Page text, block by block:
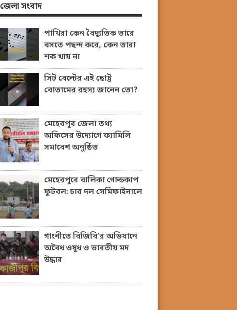
জেলা সংবাদ
পাখিরা কেন বৈদ্যুতিক তারে
বসতে পছন্দ করে, কেন তারা
শক খায় না
সিট বেল্টের এই ছোট্ট
বোতামের রহস্য জানেন তো?
মেহেরপুর জেলা তথ্য
অফিসের উদ্যোগে ফ্যামিলি
সমাবেশ অনুষ্ঠিত
মেহেরপুরে বালিকা গোল্ডকাপ
ফুটবল: চার দল সেমিফাইনালে
গাংনীতে বিজিবি’র অভিযানে
অবৈধ ওষুধ ও ভারতীয় মদ
উদ্ধার